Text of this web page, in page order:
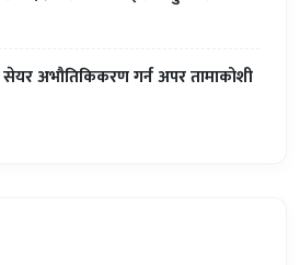
सेयर अभौतिकिकरण गर्न अपर तामाकोशी